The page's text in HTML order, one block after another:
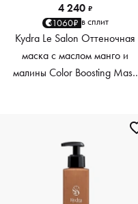
4 240 ₽
1060₽ в сплит
Kydra Le Salon Оттеночная
маска с маслом манго и
малины Color Boosting Mask